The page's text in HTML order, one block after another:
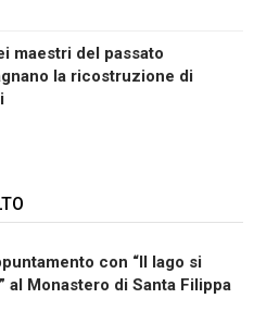
maestri del passato
la ricostruzione di
con “Il lago si
al Monastero di Santa Filippa